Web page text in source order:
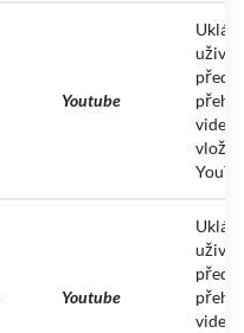
Youtube
videa
Youtube
videa